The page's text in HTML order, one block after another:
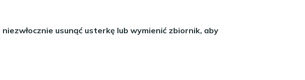
niezwłocznie usunąć usterkę lub wymienić zbiornik, aby